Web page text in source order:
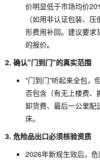
价明显低于市场均价
（如用非认证包装、
形费用补回。建议要求
的报价。
2. 确认"门到门"的真实范围
"门到门"听起来全包，
否包含（有无上楼费、
卸货费、最后一公里配
床。
3. 危险品出口必须核验资质
2026年新规生效后，